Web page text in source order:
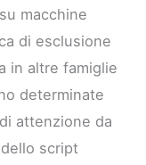
macchine
di esclusione
in altre famiglie
determinate
attenzione da
script